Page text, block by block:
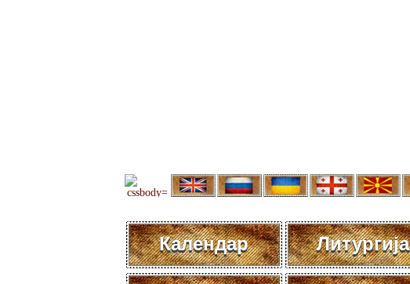
Календар Литургија